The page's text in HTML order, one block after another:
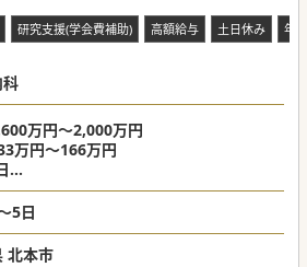
研究支援(学会費補助) 高額給与 土日休み 年
科
万円～2,000万円
万円～166万円
の当直手当込みで1,800万円～2,000万
5日
埼玉県 北本市